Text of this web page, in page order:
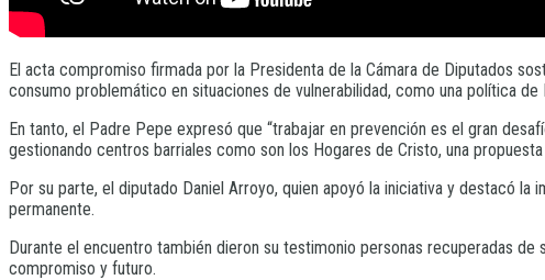
El acta compromiso firmada por la Presidenta de la Cámara de Diputados
consumo problemático en situaciones de vulnerabilidad, como una política de
En tanto, el Padre Pepe expresó que “trabajar en prevención es el gran
gestionando centros barriales como son los Hogares de Cristo, una
Por su parte, el diputado Daniel Arroyo, quien apoyó la iniciativa y destacó
permanente.
Durante el encuentro también dieron su testimonio personas recuperadas
compromiso y futuro.